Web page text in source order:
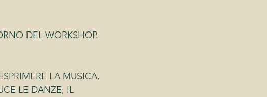
DEL WORKSHOP.
LA MUSICA,
LE DANZE; IL